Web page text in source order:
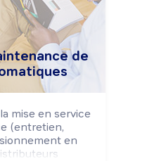
de
mise en service
(entretien,
en